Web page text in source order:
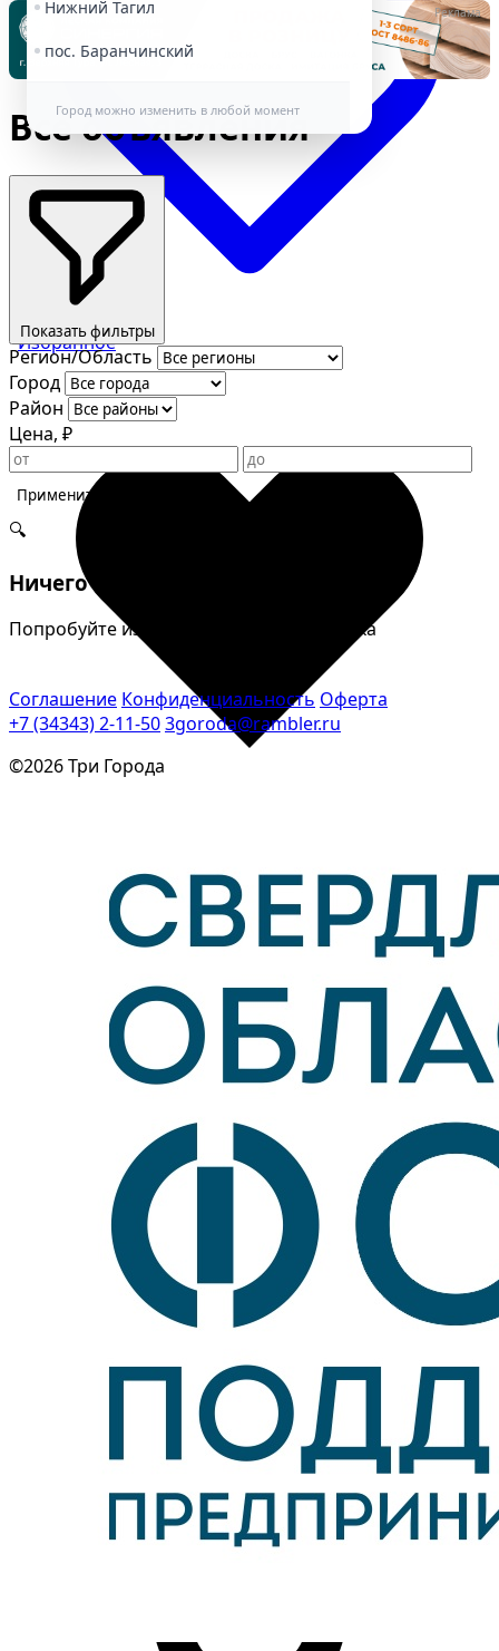
Нижний Тагил
пос. Баранчинский
Город можно изменить в любой момент
Избранное
Сохраняйте интересные объявления, чтобы быстро
вернуться к ним позже.
Реклама
Все объявления
Регион/Область
Город
Район
Цена, ₽
Применить фильтры
🔍
Ничего не найдено
Попробуйте изменить параметры поиска
Показать фильтры
Соглашение Конфиденциальность Оферта
+7 (34343) 2-11-503goroda@rambler.ru
©2026 Три Города